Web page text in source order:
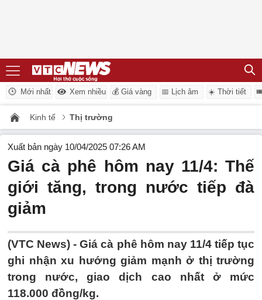
Mới nhất Xem nhiều 💰 Giá vàng 📅 Lịch âm ☀️ Thời tiết
Kinh tế Thị trường
Xuất bản ngày 10/04/2025 07:26 AM
Giá cà phê hôm nay 11/4: Thế
giới tăng, trong nước tiếp đà
giảm
(VTC News) -Giá cà phê hôm nay 11/4 tiếp tục
ghi nhận xu hướng giảm mạnh ở thị trường
trong nước, giao dịch cao nhất ở mức
118.000 đồng/kg.